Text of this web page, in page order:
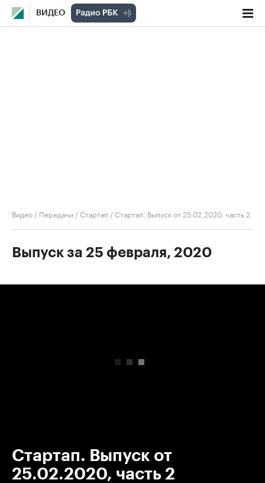
ВИДЕО
Видео / Передачи /Стартап /Стартап. Выпуск от 25.02.2020, часть 2
Выпуск за 25 февраля, 2020
Стартап. Выпуск от
25.02.2020, часть 2